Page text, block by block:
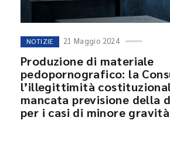
NOTIZIE 21 Maggio 2024
Produzione di materiale
pedopornografico: la
l’illegittimità
mancata previsione della
per i casi di minore gravità